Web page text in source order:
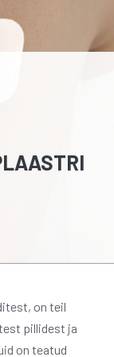
on teil
pillidest ja
on teatud